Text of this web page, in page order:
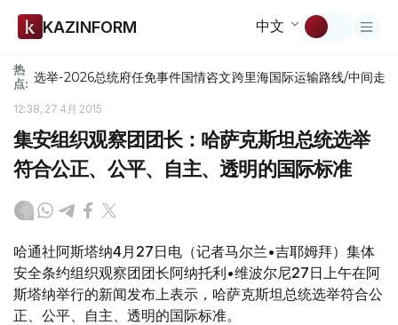
KAZINFORM 中文
热
点: 选举-2026总统府任免事件国情咨文跨里海国际运输路线/中间走廊
12:38, 27 4月 2015
集安组织观察团团长：哈萨克斯坦总统选举
符合公正、公平、自主、透明的国际标准
哈通社阿斯塔纳4月27日电（记者马尔兰•吉耶姆拜）集体
安全条约组织观察团团长阿纳托利•维波尔尼27日上午在阿
斯塔纳举行的新闻发布上表示，哈萨克斯坦总统选举符合公
正、公平、自主、透明的国际标准。